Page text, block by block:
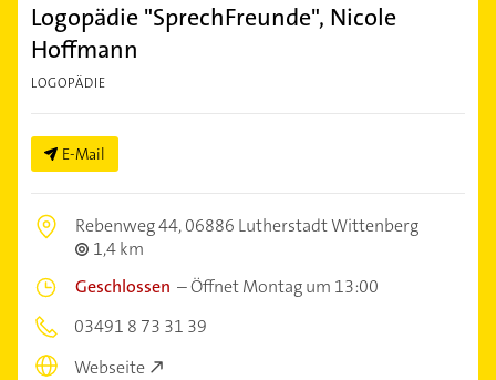
Logopädie "SprechFreunde", Nicole
Hoffmann
LOGOPÄDIE
E-Mail
Rebenweg 44,06886 Lutherstadt Wittenberg
1,4 km
Geschlossen –Öffnet Montag um 13:00
03491 8 73 31 39
Webseite